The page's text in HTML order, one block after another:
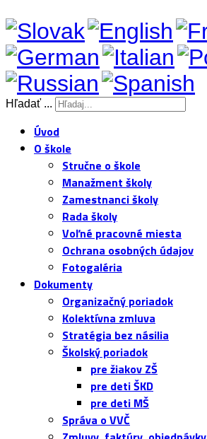
Hľadať ...
Úvod
O škole
Stručne o škole
Manažment školy
Zamestnanci školy
Rada školy
Voľné pracovné miesta
Ochrana osobných údajov
Fotogaléria
Dokumenty
Organizačný poriadok
Kolektívna zmluva
Stratégia bez násilia
Školský poriadok
pre žiakov ZŠ
pre deti ŠKD
pre deti MŠ
Správa o VVČ